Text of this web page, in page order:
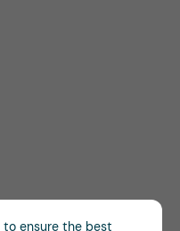
to ensure the best